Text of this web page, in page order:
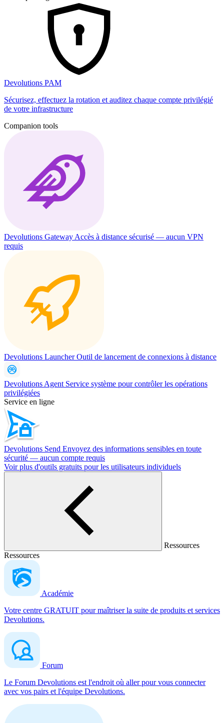
Devolutions PAM
Sécurisez, effectuez la rotation et auditez chaque compte privilégié
de votre infrastructure
Companion tools
Devolutions Gateway Accès à distance sécurisé — aucun VPN
requis
Devolutions LauncherOutil de lancement de connexions à distance
Devolutions Agent Service système pour contrôler les opérations
privilégiées
Service en ligne
Devolutions Send Envoyez des informations sensibles en toute
sécurité — aucun compte requis
Voir plus d'outils gratuits pour les utilisateurs individuels
Ressources
Ressources
Académie
Votre centre GRATUIT pour maîtriser la suite de produits et services
Devolutions.
Forum
Le Forum Devolutions est l'endroit où aller pour vous connecter
avec vos pairs et l'équipe Devolutions.